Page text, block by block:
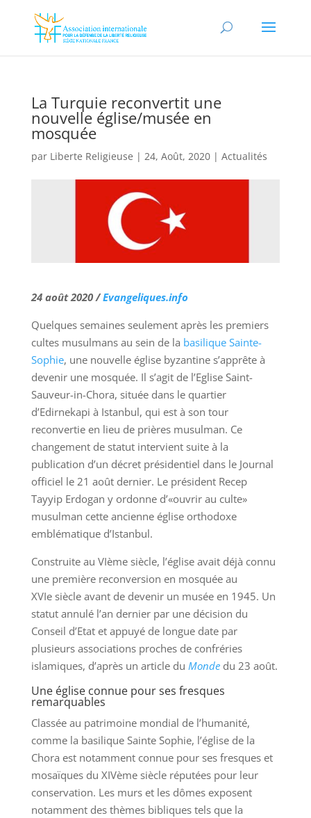
La Turquie reconvertit une
nouvelle église/musée en
mosquée
par Liberte Religieuse | 24, Août, 2020| Actualités
24 août 2020 /Evangeliques.info
Quelques semaines seulement après les premiers
cultes musulmans au sein de la basilique Sainte-
Sophie, une nouvelle église byzantine s’apprête à
devenir une mosquée. Il s’agit de l’Eglise Saint-
Sauveur-in-Chora, située dans le quartier
d’Edirnekapi à Istanbul, qui est à son tour
reconvertie en lieu de prières musulman. Ce
changement de statut intervient suite à la
publication d’un décret présidentiel dans le Journal
officiel le 21 août dernier. Le président Recep
Tayyip Erdogan y ordonne d’«ouvrir au culte»
musulman cette ancienne église orthodoxe
emblématique d’Istanbul.
Construite au VIème siècle, l’église avait déjà connu
une première reconversion en mosquée au
XVIe siècle avant de devenir un musée en 1945. Un
statut annulé l’an dernier par une décision du
Conseil d’Etat et appuyé de longue date par
plusieurs associations proches de confréries
islamiques, d’après un article du Monde du 23 août.
Une église connue pour ses fresques
remarquables
Classée au patrimoine mondial de l’humanité,
comme la basilique Sainte Sophie, l’église de la
Chora est notamment connue pour ses fresques et
mosaïques du XIVème siècle réputées pour leur
conservation. Les murs et les dômes exposent
notamment des thèmes bibliques tels que la